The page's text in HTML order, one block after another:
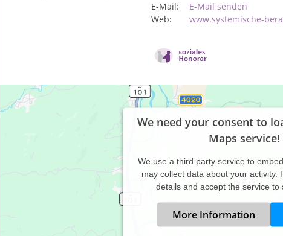
E-Mail:
E-Mail senden
Web:
www.systemische-
We need your consent to
Maps service!
We use a third party service to
may collect data about your activity.
details and accept the service to
More Information